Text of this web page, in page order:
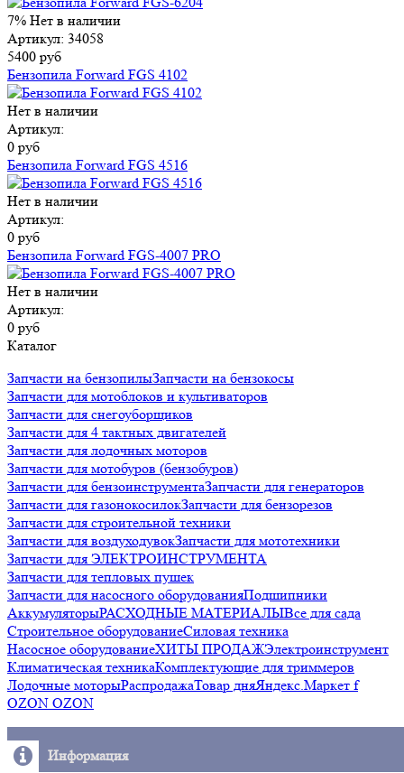
7% Нет в наличии
Артикул: 34058
5400 руб
Бензопила Forward FGS 4102
Нет в наличии
Артикул:
0 руб
Бензопила Forward FGS 4516
Нет в наличии
Артикул:
0 руб
Бензопила Forward FGS-4007 PRO
Нет в наличии
Артикул:
0 руб
Каталог
Запчасти на бензопилыЗапчасти на бензокосы
Запчасти для мотоблоков и культиваторов
Запчасти для снегоуборщиков
Запчасти для 4 тактных двигателей
Запчасти для лодочных моторов
Запчасти для мотобуров (бензобуров)
Запчасти для бензоинструментаЗапчасти для генераторов
Запчасти для газонокосилокЗапчасти для бензорезов
Запчасти для строительной техники
Запчасти для воздуходувокЗапчасти для мототехники
Запчасти для ЭЛЕКТРОИНСТРУМЕНТА
Запчасти для тепловых пушек
Запчасти для насосного оборудованияПодшипники
АккумуляторыРАСХОДНЫЕ МАТЕРИАЛЫВсе для сада
Строительное оборудованиеСиловая техника
Насосное оборудованиеХИТЫ ПРОДАЖЭлектроинструмент
Климатическая техникаКомплектующие для триммеров
Лодочные моторыРаспродажаТовар дняЯндекс.Маркет f
OZON OZON
Информация